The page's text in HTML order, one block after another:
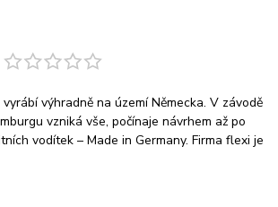
výhradně na území Německa. V závodě
vzniká vše, počínaje návrhem až po
vodítek – Made in Germany. Firma flexi je